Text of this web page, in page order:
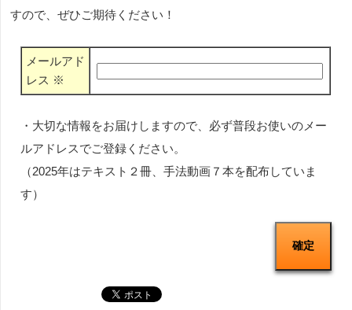
すので、ぜひご期待ください！
メールアド
レス ※
・大切な情報をお届けしますので、必ず普段お使いのメー
ルアドレスでご登録ください。
（2025年はテキスト２冊、手法動画７本を配布していま
す）